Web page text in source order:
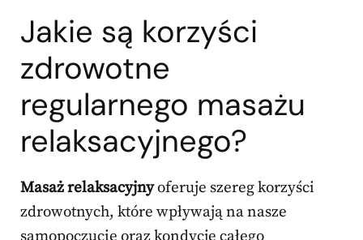
Jakie są korzyści
zdrowotne
regularnego masażu
relaksacyjnego?
Masaż relaksacyjnyoferuje szereg korzyści
zdrowotnych, które wpływają na nasze